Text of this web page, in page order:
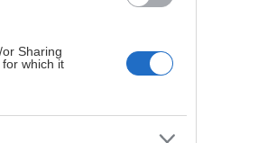
Sharing
which it
för
måltidsdryck,